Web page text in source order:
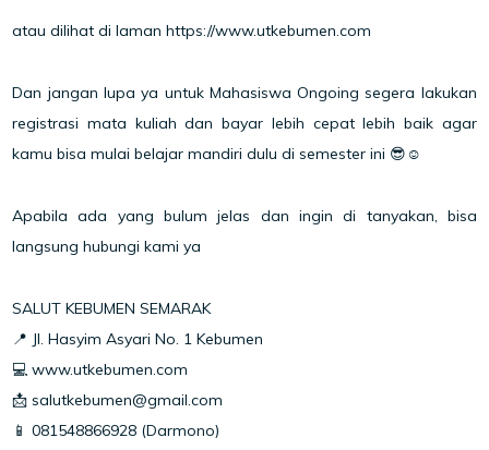
atau dilihat di laman https://www.utkebumen.com
Dan jangan lupa ya untuk Mahasiswa Ongoing segera lakukan
registrasi mata kuliah dan bayar lebih cepat lebih baik agar
kamu bisa mulai belajar mandiri dulu di semester ini 😎☺️
Apabila ada yang bulum jelas dan ingin di tanyakan, bisa
langsung hubungi kami ya
SALUT KEBUMEN SEMARAK
📍 Jl. Hasyim Asyari No. 1 Kebumen
💻 www.utkebumen.com
📩 salutkebumen@gmail.com
📱 081548866928 (Darmono)